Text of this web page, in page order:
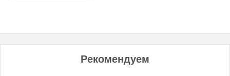
Рекомендуем